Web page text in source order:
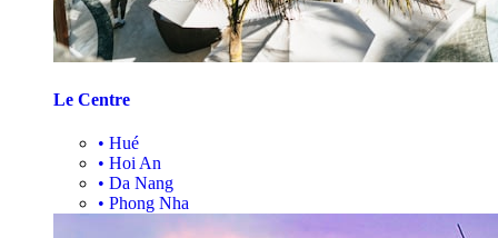
Le Centre
• Hué
• Hoi An
• Da Nang
• Phong Nha